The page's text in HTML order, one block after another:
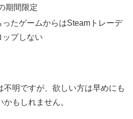
期間限定
ったゲームからはSteamトレーデ
ップしない
不明ですが、欲しい方は早めにも
もしれません。